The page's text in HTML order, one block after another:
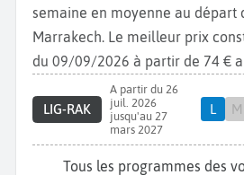
semaine en moyenne au départ
Marrakech. Le meilleur prix
du 09/09/2026 à partir de 74 €
LIG-RAK
A partir du 26
juil. 2026
jusqu'au 27
mars 2027
L M
Tous les programmes des vols Ryanair vers